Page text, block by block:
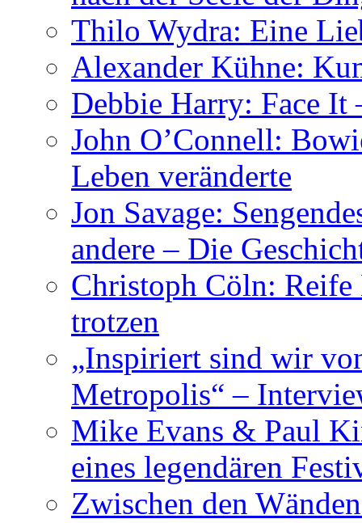
Thilo Wydra: Eine
Alexander Kühne:
Debbie Harry: Face
John O’Connell:
Leben veränderte
Jon Savage:
andere – Die
Christoph Cöln:
trotzen
„Inspiriert sind wir
Metropolis“ –
Mike Evans & Paul
eines legendären
Zwischen den